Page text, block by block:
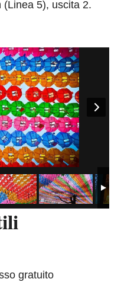
(Linea 5), ​​uscita 2.
gratuito